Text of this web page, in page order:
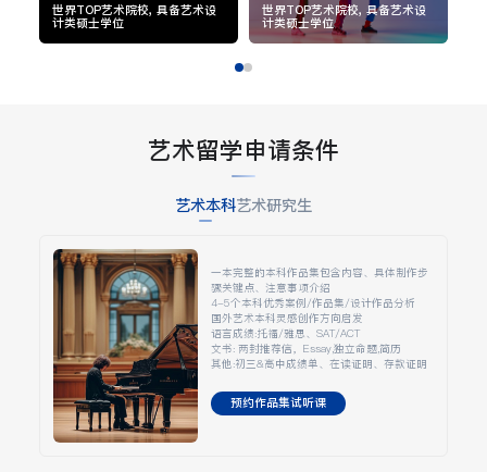
世界TOP艺术院校, 具备艺术设
计类硕士学位
世界TOP艺术院校, 具备艺术设
计类硕士学位
艺术留学申请条件
艺术本科艺术研究生
一本完整的本科作品集包含内容、具体制作步
骤关键点、注意事项介绍
4-5个本科优秀案例/作品集/设计作品分析
国外艺术本科灵感创作方向启发
语言成绩:托福/雅思、SAT/ACT
文书: 两封推荐信，Essay,独立命题,简历
其他:初三&高中成绩单、在读证明、存款证明
预约作品集试听课